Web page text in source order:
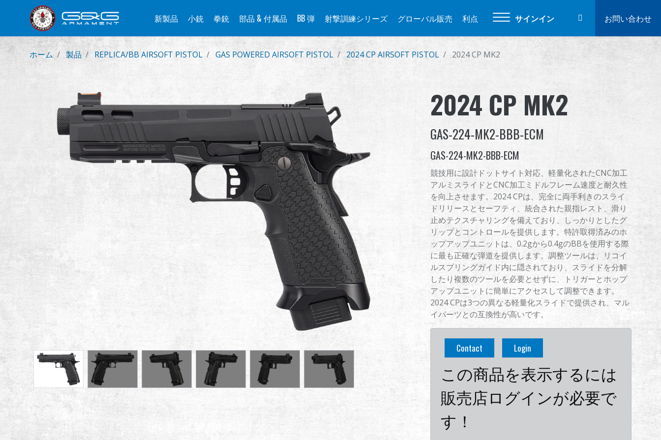
新製品 小銃 拳銃 部品 & 付属品 BB 弾 射撃訓練シリーズ グローバル販売 利点 サインイン お問い合わせ
ホーム 製品 REPLICA/BB AIRSOFT PISTOL GAS POWERED AIRSOFT PISTOL 2024 CP AIRSOFT PISTOL 2024 CP MK2
2024 CP MK2
GAS-224-MK2-BBB-ECM
GAS-224-MK2-BBB-ECM
競技用に設計ドットサイト対応、軽量化されたCNC加工
アルミスライドとCNC加工ミドルフレーム速度と耐久性
を向上させます。2024 CPは、完全に両手利きのスライ
ドリリースとセーフティ、統合された親指レスト、滑り
止めテクスチャリングを備えており、しっかりとしたグ
リップとコントロールを提供します。特許取得済みのホ
ップアップユニットは、0.2gから0.4gのBBを使用する際
に最も正確な弾道を提供します。調整ツールは、リコイ
ルスプリングガイド内に隠されており、スライドを分解
したり複数のツールを必要とせずに、トリガーとホップ
アップユニットに簡単にアクセスして調整できます。
2024 CPは3つの異なる軽量化スライドで提供され、マル
イパーツとの互換性が高いです。
Contact Login
この商品を表示するには
販売店ログインが必要で
す！